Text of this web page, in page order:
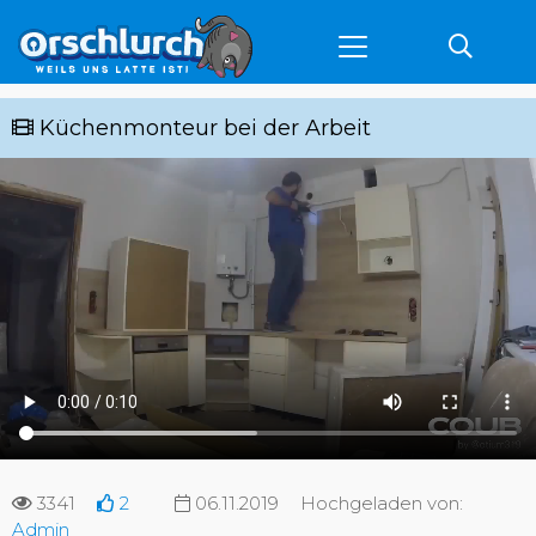
Küchenmonteur bei der Arbeit
3341 2 06.11.2019
Hochgeladen von:
Admin